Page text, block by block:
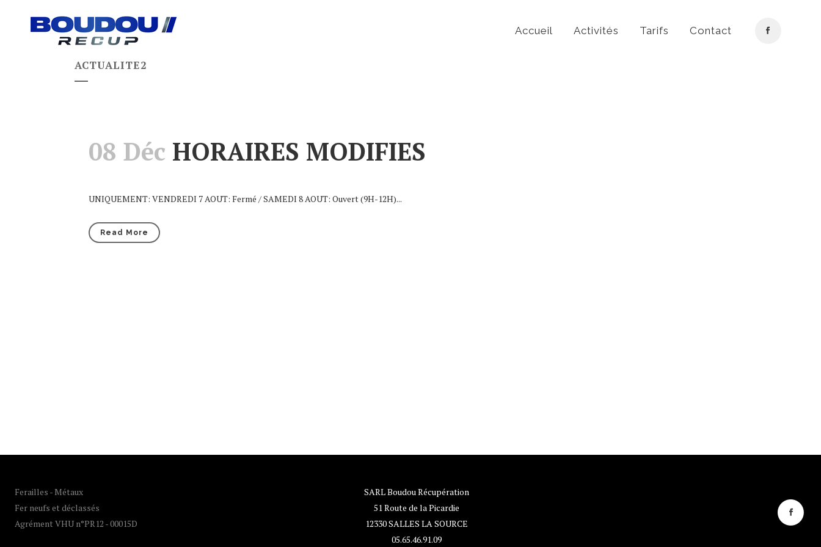
Accueil Activités Tarifs Contact
ACTUALITE2
08 Déc HORAIRES MODIFIES
UNIQUEMENT: VENDREDI 7 AOUT: Fermé / SAMEDI 8 AOUT: Ouvert (9H-12H)...
Read More
Ferailles - Métaux
Fer neufs et déclassés
Agrément VHU n°PR12 - 00015D
SARL Boudou Récupération
51 Route de la Picardie
12330 SALLES LA SOURCE
05.65.46.91.09